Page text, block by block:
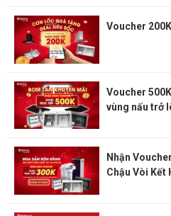
Voucher
Voucher
vùng nấu trở
Nhận
Chậu Vòi Kết